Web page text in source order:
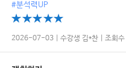
#분석력UP
2026-07-03 | 수강생 김*찬 | 조회